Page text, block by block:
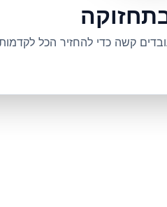
קשה כדי להחזיר הכל